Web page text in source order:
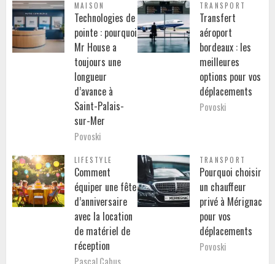
MAISON
Technologies de
pointe : pourquoi
Mr House a
toujours une
longueur
d’avance à
Saint-Palais-
sur-Mer
Povoski
TRANSPORT
Transfert
aéroport
bordeaux : les
meilleures
options pour vos
déplacements
Povoski
LIFESTYLE
Comment
équiper une fête
d’anniversaire
avec la location
de matériel de
réception
Pascal Cabus
TRANSPORT
Pourquoi choisir
un chauffeur
privé à Mérignac
pour vos
déplacements
Povoski